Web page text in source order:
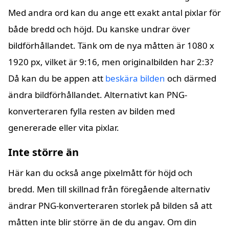
Med andra ord kan du ange ett exakt antal pixlar för
både bredd och höjd. Du kanske undrar över
bildförhållandet. Tänk om de nya måtten är 1080 x
1920 px, vilket är 9:16, men originalbilden har 2:3?
Då kan du be appen att beskära bilden och därmed
ändra bildförhållandet. Alternativt kan PNG-
konverteraren fylla resten av bilden med
genererade eller vita pixlar.
Inte större än
Här kan du också ange pixelmått för höjd och
bredd. Men till skillnad från föregående alternativ
ändrar PNG-konverteraren storlek på bilden så att
måtten inte blir större än de du angav. Om din